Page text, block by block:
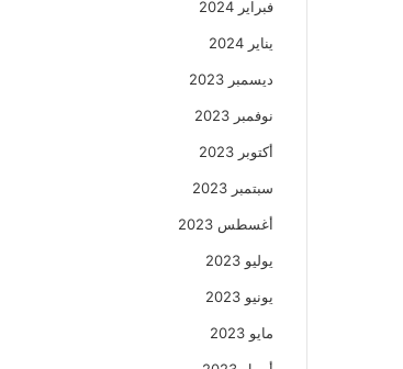
فبراير 2024
يناير 2024
ديسمبر 2023
نوفمبر 2023
أكتوبر 2023
سبتمبر 2023
أغسطس 2023
يوليو 2023
يونيو 2023
مايو 2023